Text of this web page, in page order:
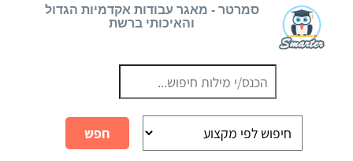
סמרטר - מאגר עבודות אקדמיות הגדול
והאיכותי ברשת